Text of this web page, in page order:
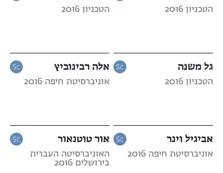
הטכניון 2016 הטכניון 2016
גל משנה
הטכניון 2016
אלה רבינוביץ
אוניברסיטת חיפה 2016
אביגיל וינר
אוניברסיטת חיפה 2016
אור טוטנאור
האוניברסיטה העברית
בירושלים 2016